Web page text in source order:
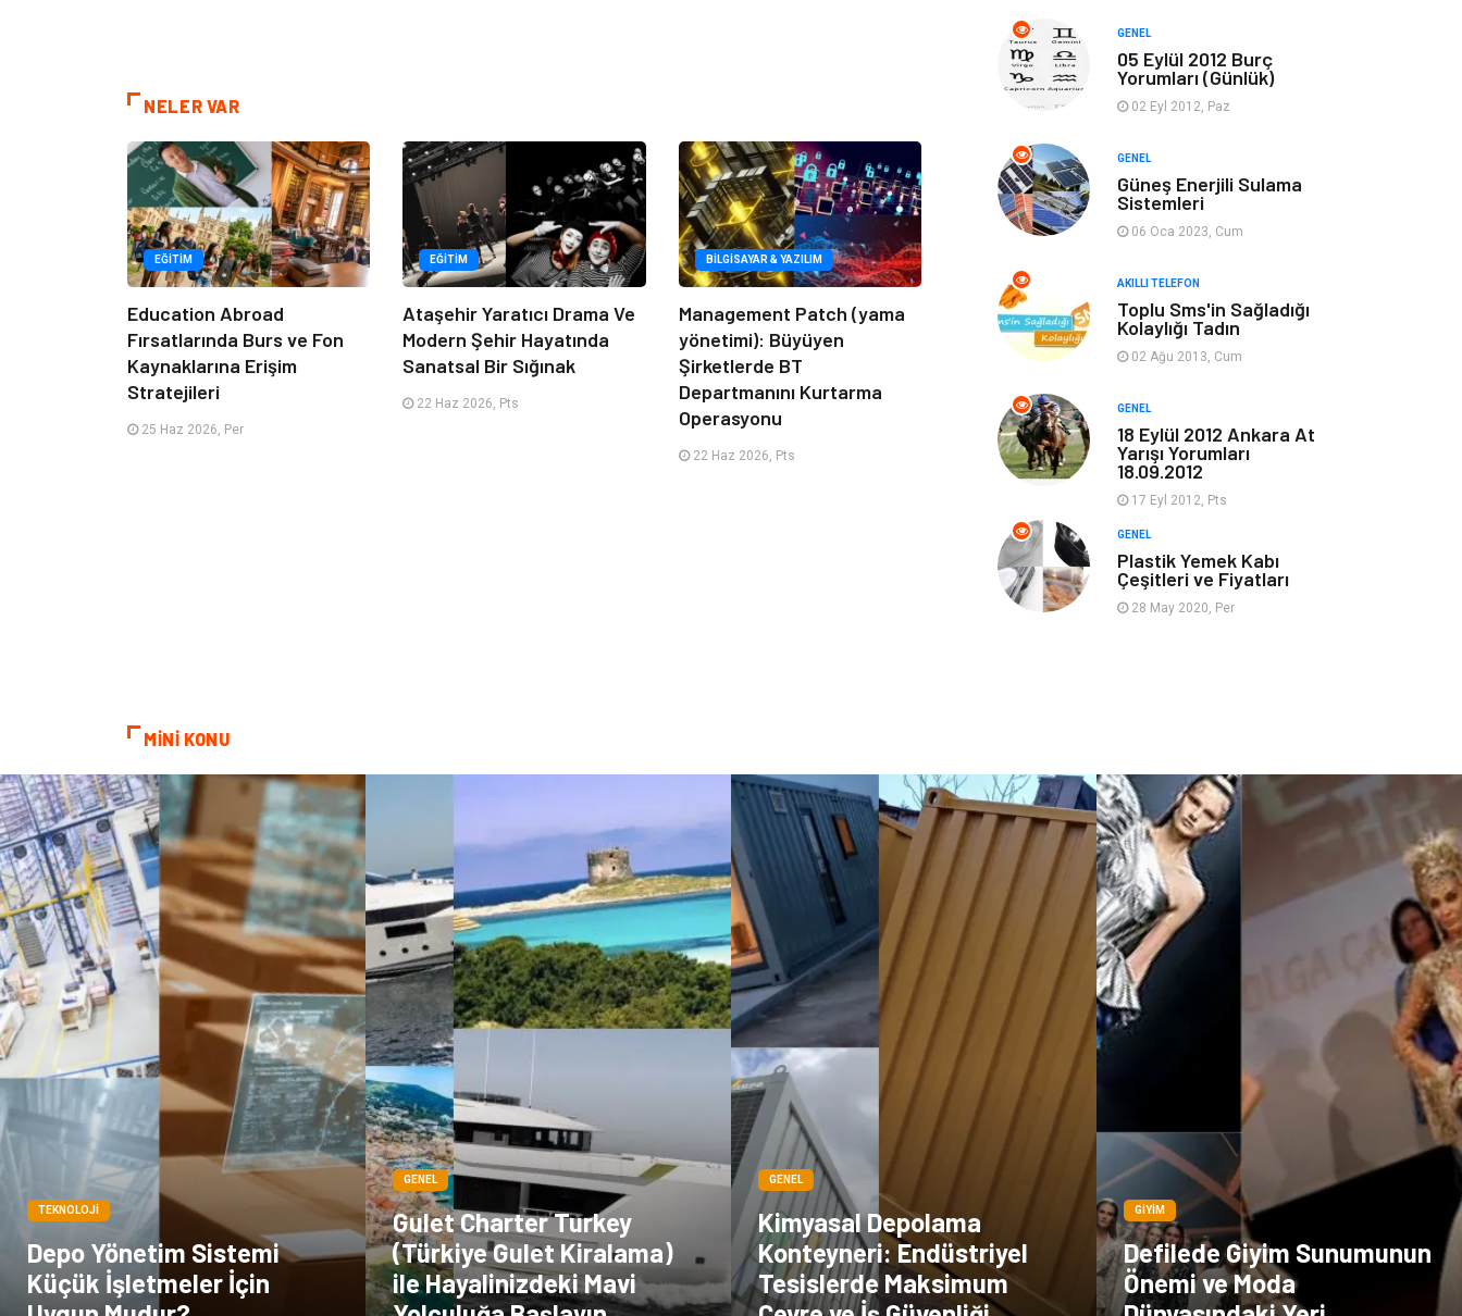
NELER VAR
EĞITIM
Education Abroad
Fırsatlarında Burs ve Fon
Kaynaklarına Erişim
Stratejileri
25 Haz 2026, Per
EĞITIM
Ataşehir Yaratıcı Drama Ve
Modern Şehir Hayatında
Sanatsal Bir Sığınak
22 Haz 2026, Pts
BILGISAYAR & YAZILIM
Management Patch (yama
yönetimi): Büyüyen
Şirketlerde BT
Departmanını Kurtarma
Operasyonu
22 Haz 2026, Pts
Elektrik Elektronik
Tanıtıcı Reklam Alışveriş
Hukuk
Dekorasyon Tatil
Makine
Yazılım
Güzellik & Bakım Magazin Dünyası
Organizasyon
Hizmet Otomotiv
Bebek Giyim
GENEL
05 Eylül 2012 Burç
Yorumları (Günlük)
02 Eyl 2012, Paz
GENEL
Güneş Enerjili Sulama
Sistemleri
06 Oca 2023, Cum
AKILLI TELEFON
Toplu Sms'in Sağladığı
Kolaylığı Tadın
02 Ağu 2013, Cum
GENEL
18 Eylül 2012 Ankara At
Yarışı Yorumları
18.09.2012
17 Eyl 2012, Pts
GENEL
Plastik Yemek Kabı
Çeşitleri ve Fiyatları
28 May 2020, Per
MİNİ KONU
TEKNOLOJI
Depo Yönetim Sistemi
Küçük İşletmeler İçin
GENEL
Gulet Charter Turkey
(Türkiye Gulet Kiralama)
ile Hayalinizdeki Mavi
GENEL
Kimyasal Depolama
Konteyneri: Endüstriyel
Tesislerde Maksimum
GIYIM
Defilede Giyim Sunumunun
Önemi ve Moda